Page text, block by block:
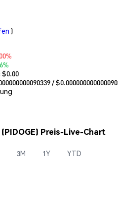
)
$0.00
/ $
Preis-Live-Chart
3M 1Y YTD